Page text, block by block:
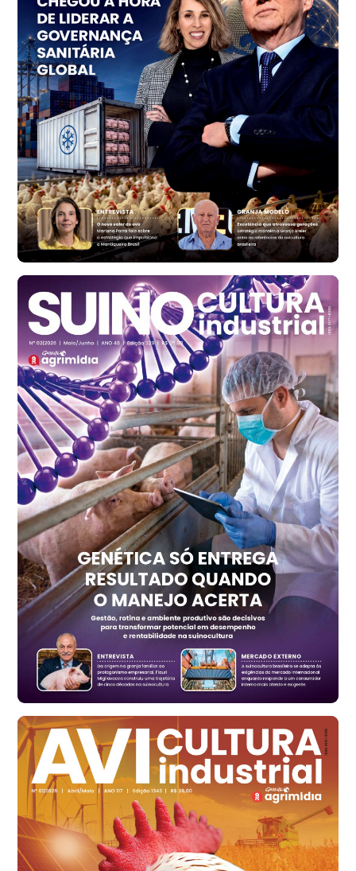
cx
Ovo Vermelho - Regional
Vermelho
R$ 156,33
cx
Ovo Branco - Regional
Bastos (SP)
R$ 134,40
cx
Ovo Vermelho - Regional
Bastos (SP)
R$ 146,71
cx
Frango - Indicador
SP
R$ 7,13
kg
Frango - Indicador
SP
R$ 7,15
kg
Trigo Atacado - Regional
PR
R$ 1.417,12
t
Trigo Atacado - Regional
RS
R$ 1.325,22
t
Ovo Vermelho - Regional
Vermelho
R$ 168,86
cx
Santa Maria do Jetibá (ES)
R$ 139,62
cx
Ovo Branco - Regional
Recife (PE)
R$ 144,92
cx
Ovo Vermelho - Regional